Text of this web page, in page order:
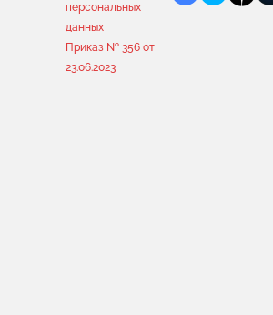
персональных
данных
Приказ № 356 от
23.06.2023